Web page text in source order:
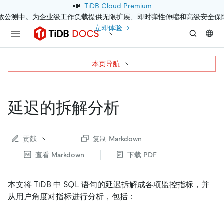
📣 TiDB Cloud Premium
公测中。为企业级工作负载提供无限扩展、即时弹性伸缩和高级安全保
立即体验 →
延迟的拆解分析
贡献
复制 Markdown
查看 Markdown
下载 PDF
本文将 TiDB 中 SQL 语句的延迟拆解成各项监控指标，并
从用户角度对指标进行分析，包括：
本页导航